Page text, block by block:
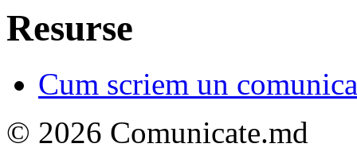
Resurse
Cum scriem un
© 2026 Comunicate.md